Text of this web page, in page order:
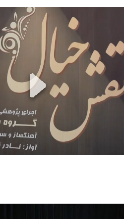
Play
Video
مدیرکل حفظ آثار
هنرمندان مازندران
حضور